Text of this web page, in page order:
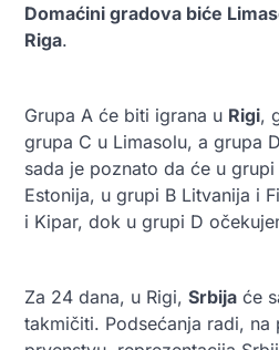
Domaćini gradova biće
Riga.
Grupa A će biti igrana u Rigi,
grupa C u Limasolu, a grupa
sada je poznato da će u
Estonija, u grupi B Litvanija i
i Kipar, dok u grupi D
Za 24 dana, u Rigi, Srbija će
takmičiti. Podsećanja radi, na